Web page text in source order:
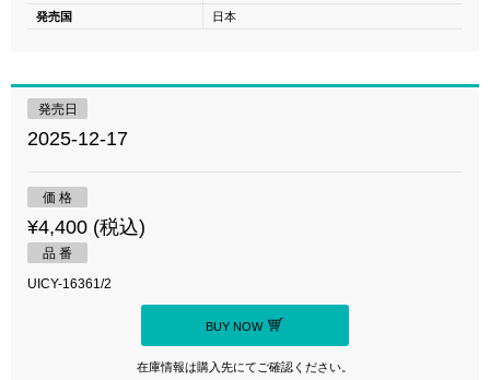
発売国
日本
発売日
2025-12-17
価 格
¥4,400 (税込)
品 番
UICY-16361/2
BUY NOW
在庫情報は購入先にてご確認ください。